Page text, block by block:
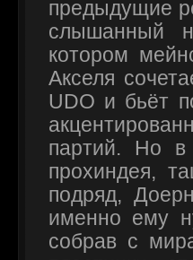
предыдущие
слышанный
котором
Акселя
UDO и бьёт
партий. Но в
прохиндея,
подряд,
именно ему
собрав с